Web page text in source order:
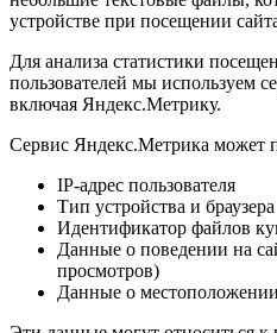
устройстве при посещении
Для анализа статистики
пользователей мы используем
включая Яндекс.Метрику.
Сервис Яндекс.Метрика может
IP-адрес пользователя
Тип устройства и браузера
Идентификатор файлов
Данные о поведении на
просмотров)
Данные о